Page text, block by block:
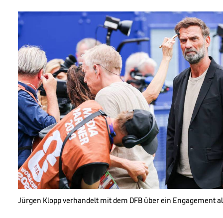
Jürgen Klopp verhandelt mit dem DFB über ein Engagement